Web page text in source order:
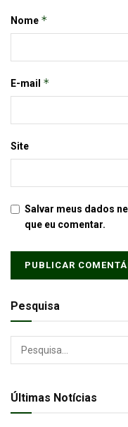
Nome *
E-mail *
Site
Salvar meus dados
que eu comentar.
Pesquisa
Últimas Notícias